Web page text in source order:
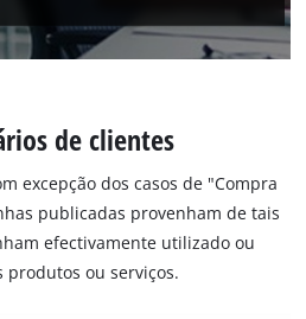
de clientes
excepção dos casos de "Compra
publicadas provenham de tais
efectivamente utilizado ou
produtos ou serviços.